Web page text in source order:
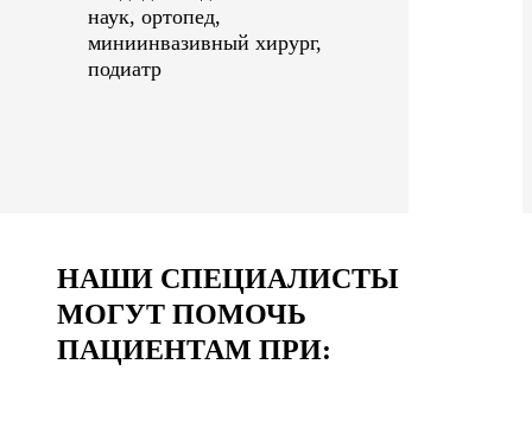
наук, ортопед,
миниинвазивный хирург,
подиатр
НАШИ СПЕЦИАЛИСТЫ
МОГУТ ПОМОЧЬ
ПАЦИЕНТАМ ПРИ: